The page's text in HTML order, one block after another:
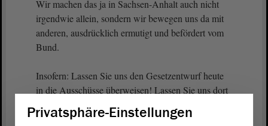
Wir machen das ja in Sachsen-Anhalt auch nicht
irgendwie allein, sondern wir bewegen uns da mit
anderen, ausdrücklich ermutigt und befördert vom
Bund.
Insofern: Lassen Sie uns den Gesetzentwurf heute
in die Ausschüsse überweisen! Lassen Sie uns dort
zwei, drei Dinge, die man noch verbessern kann.
Privatsphäre-Einstellungen